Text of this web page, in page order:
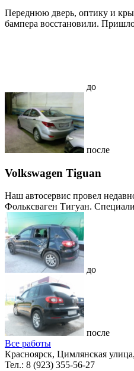
Переднюю дверь, оптику и
бампера восстановили.
до
после
Volkswagen Tiguan
Наш автосервис провел
Фольксваген Тигуан.
до
после
Все работы
Красноярск, Цимлянская
Тел.: 8 (923) 355-56-27